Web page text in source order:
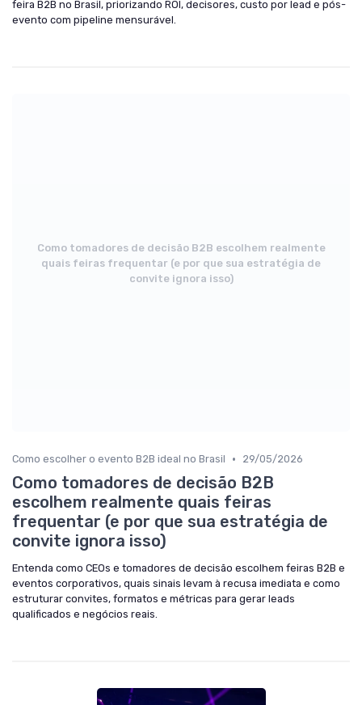
feira B2B no Brasil, priorizando ROI, decisores, custo por lead e pós-
evento com pipeline mensurável.
Como tomadores de decisão B2B escolhem realmente
quais feiras frequentar (e por que sua estratégia de
convite ignora isso)
Como escolher o evento B2B ideal no Brasil • 29/05/2026
Como tomadores de decisão B2B
escolhem realmente quais feiras
frequentar (e por que sua estratégia de
convite ignora isso)
Entenda como CEOs e tomadores de decisão escolhem feiras B2B e
eventos corporativos, quais sinais levam à recusa imediata e como
estruturar convites, formatos e métricas para gerar leads
qualificados e negócios reais.